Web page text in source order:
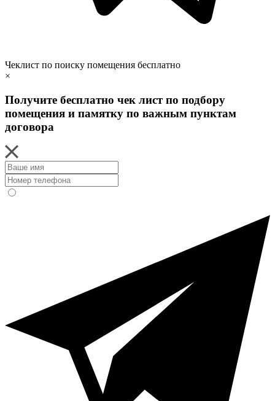
Чеклист по поиску помещения бесплатно
×
Получите бесплатно чек лист по подбору
помещения и памятку по важным пунктам
договора